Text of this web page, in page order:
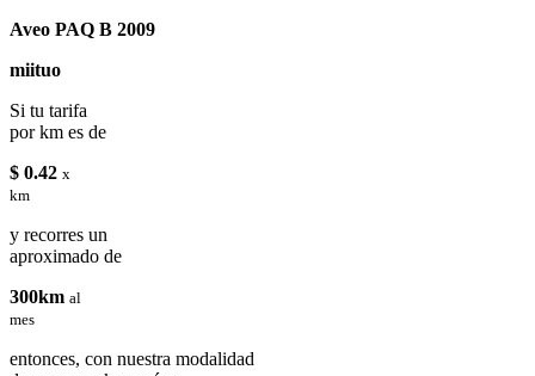
Aveo PAQ B 2009
miituo
Si tu tarifa
por km es de
$ 0.42 x
km
y recorres un
aproximado de
300km al
mes
entonces, con nuestra modalidad